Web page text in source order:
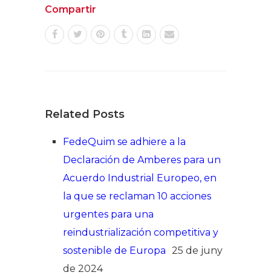
Compartir
Related Posts
FedeQuim se adhiere a la
Declaración de Amberes para un
Acuerdo Industrial Europeo, en
la que se reclaman 10 acciones
urgentes para una
reindustrialización competitiva y
sostenible de Europa 25 de juny
de 2024